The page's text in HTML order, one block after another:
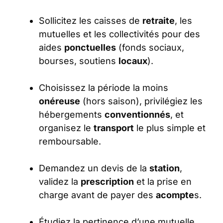
Sollicitez les caisses de retraite, les
mutuelles et les collectivités pour des
aides ponctuelles (fonds sociaux,
bourses, soutiens locaux).
Choisissez la période la moins
onéreuse (hors saison), privilégiez les
hébergements conventionnés, et
organisez le transport le plus simple et
remboursable.
Demandez un devis de la station,
validez la prescription et la prise en
charge avant de payer des acomptes.